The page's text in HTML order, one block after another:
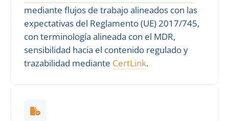
mediante flujos de trabajo alineados con las
expectativas del Reglamento (UE) 2017/745,
con terminología alineada con el MDR,
sensibilidad hacia el contenido regulado y
trazabilidad mediante CertLink.